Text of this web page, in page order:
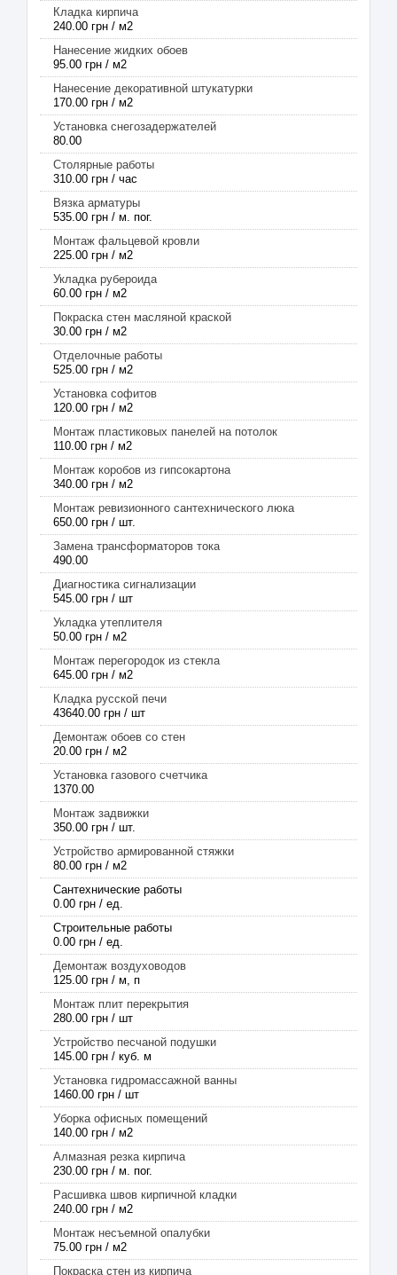
Кладка кирпича
240.00 грн / м2
Нанесение жидких обоев
95.00 грн / м2
Нанесение декоративной штукатурки
170.00 грн / м2
Установка снегозадержателей
80.00
Столярные работы
310.00 грн / час
Вязка арматуры
535.00 грн / м. пог.
Монтаж фальцевой кровли
225.00 грн / м2
Укладка рубероида
60.00 грн / м2
Покраска стен масляной краской
30.00 грн / м2
Отделочные работы
525.00 грн / м2
Установка софитов
120.00 грн / м2
Монтаж пластиковых панелей на потолок
110.00 грн / м2
Монтаж коробов из гипсокартона
340.00 грн / м2
Монтаж ревизионного сантехнического люка
650.00 грн / шт.
Замена трансформаторов тока
490.00
Диагностика сигнализации
545.00 грн / шт
Укладка утеплителя
50.00 грн / м2
Монтаж перегородок из стекла
645.00 грн / м2
Кладка русской печи
43640.00 грн / шт
Демонтаж обоев со стен
20.00 грн / м2
Установка газового счетчика
1370.00
Монтаж задвижки
350.00 грн / шт.
Устройство армированной стяжки
80.00 грн / м2
Сантехнические работы
0.00 грн / ед.
Строительные работы
0.00 грн / ед.
Демонтаж воздуховодов
125.00 грн / м, п
Монтаж плит перекрытия
280.00 грн / шт
Устройство песчаной подушки
145.00 грн / куб. м
Установка гидромассажной ванны
1460.00 грн / шт
Уборка офисных помещений
140.00 грн / м2
Алмазная резка кирпича
230.00 грн / м. пог.
Расшивка швов кирпичной кладки
240.00 грн / м2
Монтаж несъемной опалубки
75.00 грн / м2
Покраска стен из кирпича